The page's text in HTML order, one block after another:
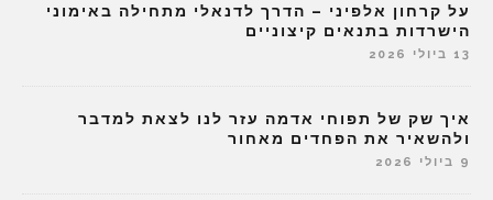
על קרחון אלפיני – הדרך לדנאלי מתחילה באימוני
הישרדות בתנאים קיצוניים
13 ביולי 2026
איך שק של תפוחי אדמה עזר לנו לצאת למדבר
ולהשאיר את הפחדים מאחור
9 ביולי 2026